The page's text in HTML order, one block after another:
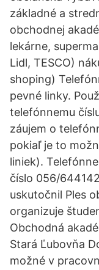
základné a
obchodnej
lekárne,
Lidl, TESCO)
shoping)
pevné linky.
telefónnemu
záujem o
pokiaľ je to
liniek).
číslo 056/
uskutočnil Ples
organizuje
Obchodná
Stará Ľubovňa
možné v